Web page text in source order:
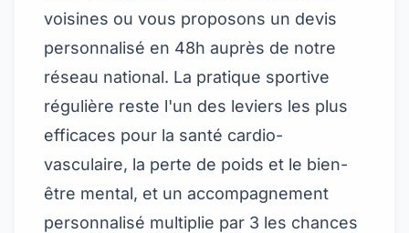
voisines ou vous proposons un devis
personnalisé en 48h auprès de notre
réseau national. La pratique sportive
régulière reste l'un des leviers les plus
efficaces pour la santé cardio-
vasculaire, la perte de poids et le bien-
être mental, et un accompagnement
personnalisé multiplie par 3 les chances